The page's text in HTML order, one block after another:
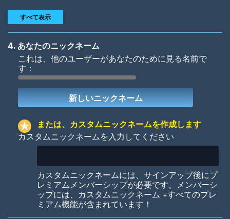
Woof
Colorful
すべて表示
4. あなたのニックネーム
これは、他のユーザーがあなたのために見る名前で
す：
または、カスタムニックネームを作成します
カスタムニックネームを入力してください
カスタムニックネームには、サインアップ後にプ
レミアムメンバーシップが必要です。メンバーシ
ップには、カスタムニックネーム +すべてのプレ
ミアム機能が含まれています！